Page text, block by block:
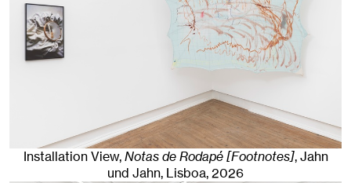
Installation View,Notas de Rodapé [Footnotes], Jahn
und Jahn, Lisboa, 2026